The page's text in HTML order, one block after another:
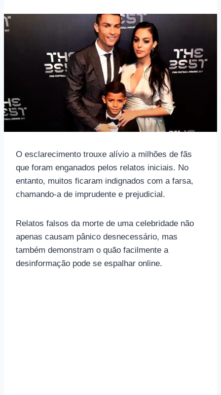
O esclarecimento trouxe alívio a milhões de fãs
que foram enganados pelos relatos iniciais. No
entanto, muitos ficaram indignados com a farsa,
chamando-a de imprudente e prejudicial.
Relatos falsos da morte de uma celebridade não
apenas causam pânico desnecessário, mas
também demonstram o quão facilmente a
desinformação pode se espalhar online.